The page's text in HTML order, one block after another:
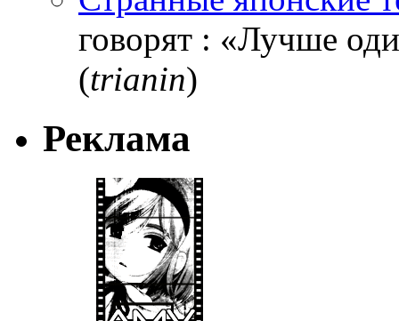
говорят : «Лучше
(trianin)
Реклама